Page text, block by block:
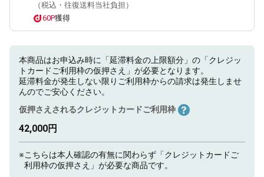
（税込・往復送料当社負担）
60P獲得
本商品はお申込み時に「延滞料金の上限額分」の「クレジッ
トカードご利用枠の仮押さえ」が必要となります。
延滞料金が発生しない限りご利用枠からの請求は発生しませ
んのでご安心ください。
仮押さえされるクレジットカードご利用枠
42,000円
※こちらは本人確認の有無に関わらず「クレジットカードご
利用枠の仮押さえ」が必要な商品です。